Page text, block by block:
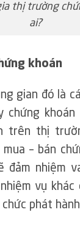
thị trường
ai?
khoán
gian đó là
chứng
trên thị
– bán
đảm nhiệm
vụ khác
phát